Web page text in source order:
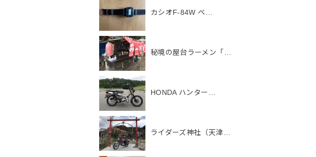
カシオF-84W ベ…
秘境の屋台ラーメン「…
HONDA ハンター…
ライダーズ神社（天津…